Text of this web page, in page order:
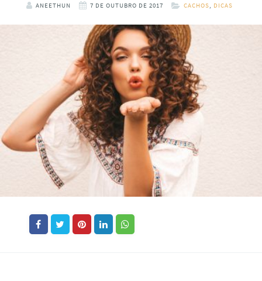
ANEETHUN 7 DE OUTUBRO DE 2017 CACHOS, DICAS